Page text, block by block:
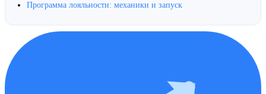
Программа лояльности: механики и запуск